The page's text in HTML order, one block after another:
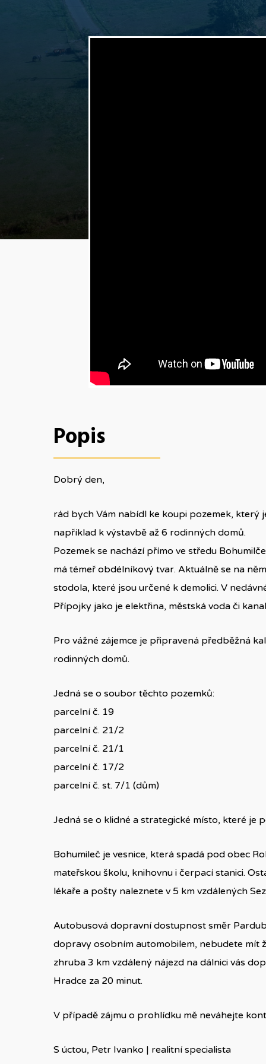
Popis
Dobrý den,
rád bych Vám nabídl ke koupi pozemek, který
například k výstavbě až 6 rodinných domů.
Pozemek se nachází přímo ve středu
má témeř obdélníkový tvar. Aktuálně se na
stodola, které jsou určené k demolici. V
Přípojky jako je elektřina, městská voda či
Pro vážné zájemce je připravená předběžná
rodinných domů.
Jedná se o soubor těchto pozemků:
parcelní č. 19
parcelní č. 21/2
parcelní č. 21/1
parcelní č. 17/2
parcelní č. st. 7/1 (dům)
Jedná se o klidné a strategické místo, které je
Bohumileč je vesnice, která spadá pod obec
mateřskou školu, knihovnu i čerpací stanici.
lékaře a pošty naleznete v 5 km vzdálených
Autobusová dopravní dostupnost směr
dopravy osobním automobilem, nebudete mít
zhruba 3 km vzdálený nájezd na dálnici vás
Hradce za 20 minut.
V případě zájmu o prohlídku mě neváhejte
S úctou, Petr Ivanko | realitní specialista